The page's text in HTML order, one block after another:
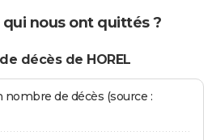
qui nous ont quittés ?
décès de HOREL
de décès (source :